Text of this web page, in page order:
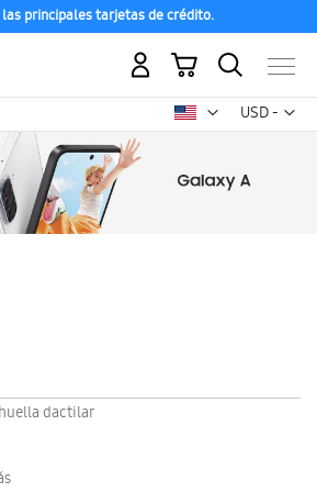
principales tarjetas de crédito.
USD -
dólar
Mi carrito
dactilar